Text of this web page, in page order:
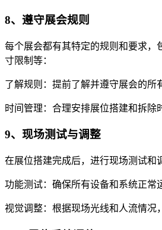
8、遵守展会规则
每个展会都有其特定的规则和要求，
寸限制等：
了解规则：提前了解并遵守展会的所
时间管理：合理安排展位搭建和拆除
9、现场测试与调整
在展位搭建完成后，进行现场测试和
功能测试：确保所有设备和系统正常
视觉调整：根据现场光线和人流情况